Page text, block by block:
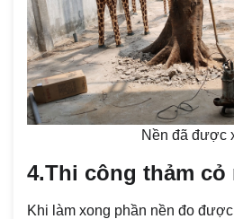
Nền đã được
4.Thi công thảm cỏ
Khi làm xong phần nền đo